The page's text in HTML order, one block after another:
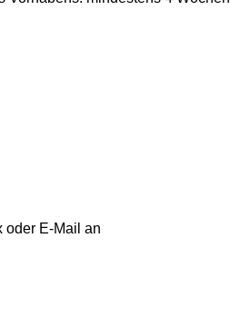
oder E-Mail an